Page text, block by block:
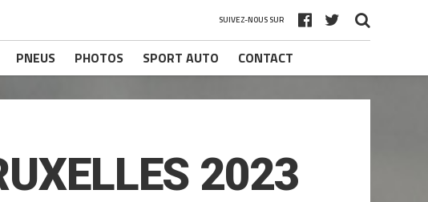
SUIVEZ-NOUS SUR
PNEUS PHOTOS SPORT AUTO CONTACT
2023